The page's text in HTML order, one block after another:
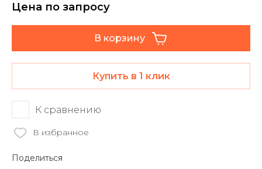
Цена по запросу
В корзину
Купить в 1 клик
К сравнению
В избранное
Поделиться